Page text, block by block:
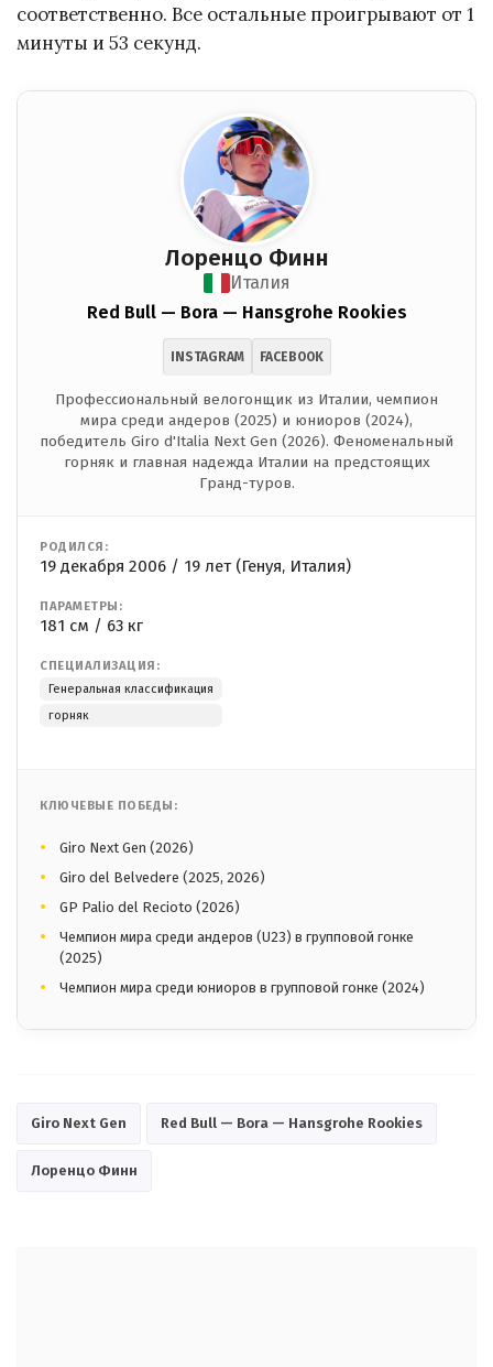
соответственно. Все остальные проигрывают от 1
минуты и 53 секунд.
Лоренцо Финн
Италия
Red Bull — Bora — Hansgrohe Rookies
INSTAGRAM FACEBOOK
Профессиональный велогонщик из Италии, чемпион
мира среди андеров (2025) и юниоров (2024),
победитель Giro d'Italia Next Gen (2026). Феноменальный
горняк и главная надежда Италии на предстоящих
Гранд-туров.
РОДИЛСЯ:
19 декабря 2006 / 19 лет (Генуя, Италия)
ПАРАМЕТРЫ:
181 см / 63 кг
СПЕЦИАЛИЗАЦИЯ:
Генеральная классификация
горняк
КЛЮЧЕВЫЕ ПОБЕДЫ:
Giro Next Gen (2026)
Giro del Belvedere (2025, 2026)
GP Palio del Recioto (2026)
Чемпион мира среди андеров (U23) в групповой гонке
(2025)
Чемпион мира среди юниоров в групповой гонке (2024)
Giro Next Gen Red Bull — Bora — Hansgrohe Rookies
Лоренцо Финн